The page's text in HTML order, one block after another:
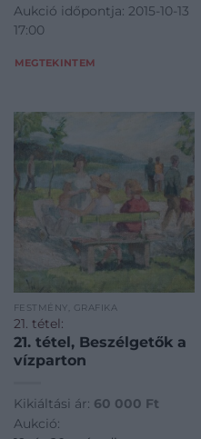
Aukció időpontja: 2015-10-13
17:00
MEGTEKINTEM
FESTMÉNY, GRAFIKA
21. tétel:
21. tétel, Beszélgetők a
vízparton
Kikiáltási ár: 60 000 Ft
Aukció: